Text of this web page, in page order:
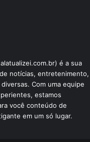
é a sua
notícias, entretenimento,
Com uma equipe
estamos
você conteúdo de
em um só lugar.